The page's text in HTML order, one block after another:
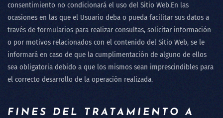
consentimiento no condicionará el uso del Sitio Web.En las
ocasiones en las que el Usuario deba o pueda facilitar sus datos a
través de formularios para realizar consultas, solicitar información
o por motivos relacionados con el contenido del Sitio Web, se le
informará en caso de que la cumplimentación de alguno de ellos
sea obligatoria debido a que los mismos sean imprescindibles para
el correcto desarrollo de la operación realizada.
FINES DEL TRATAMIENTO A